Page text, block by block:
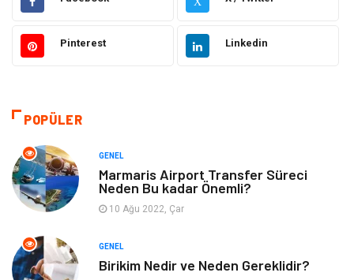
Gıda Otomotiv
Emlak
Bilgisayar & Yazılım
Mobilya Seo Teknikleri
Tatil
Pinterest Linkedin
POPÜLER
GENEL
Marmaris Airport Transfer Süreci
Neden Bu kadar Önemli?
10 Ağu 2022, Çar
GENEL
Birikim Nedir ve Neden Gereklidir?